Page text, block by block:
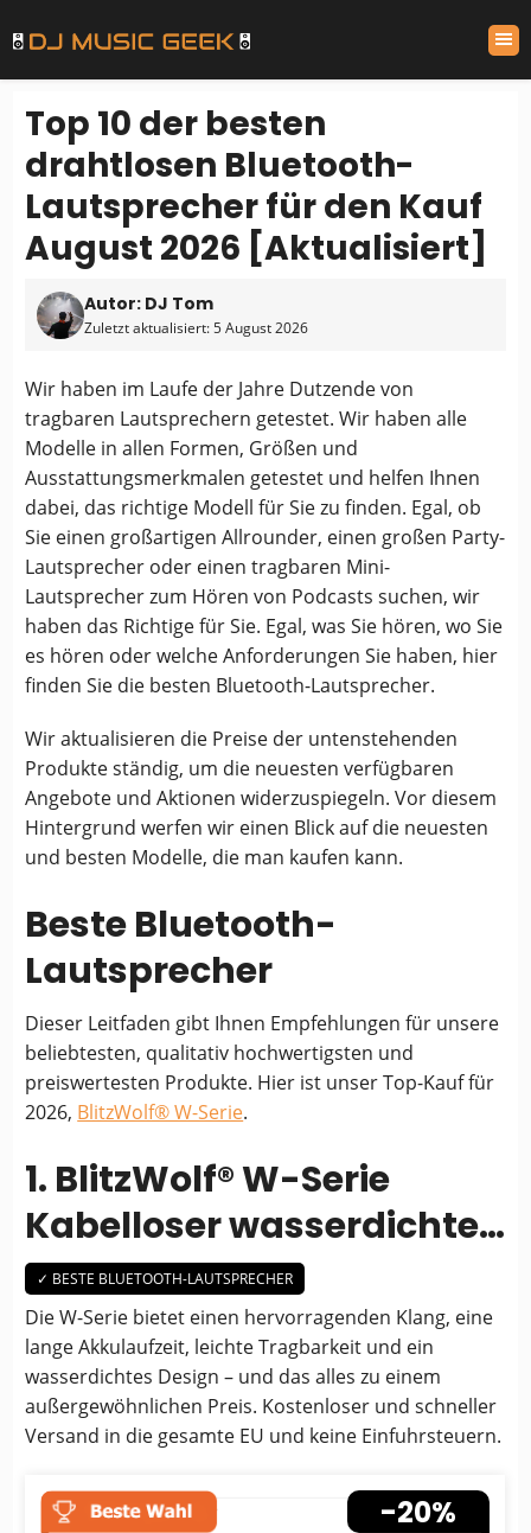
Top 10 der besten
drahtlosen Bluetooth-
Lautsprecher für den Kauf
August 2026 [Aktualisiert]
Autor: DJ Tom
Zuletzt aktualisiert: 5 August 2026
Wir haben im Laufe der Jahre Dutzende von
tragbaren Lautsprechern getestet. Wir haben alle
Modelle in allen Formen, Größen und
Ausstattungsmerkmalen getestet und helfen Ihnen
dabei, das richtige Modell für Sie zu finden. Egal, ob
Sie einen großartigen Allrounder, einen großen Party-
Lautsprecher oder einen tragbaren Mini-
Lautsprecher zum Hören von Podcasts suchen, wir
haben das Richtige für Sie. Egal, was Sie hören, wo Sie
es hören oder welche Anforderungen Sie haben, hier
finden Sie die besten Bluetooth-Lautsprecher.
Wir aktualisieren die Preise der untenstehenden
Produkte ständig, um die neuesten verfügbaren
Angebote und Aktionen widerzuspiegeln. Vor diesem
Hintergrund werfen wir einen Blick auf die neuesten
und besten Modelle, die man kaufen kann.
Beste Bluetooth-
Lautsprecher
Dieser Leitfaden gibt Ihnen Empfehlungen für unsere
beliebtesten, qualitativ hochwertigsten und
preiswertesten Produkte. Hier ist unser Top-Kauf für
2026, BlitzWolf® W-Serie.
1. BlitzWolf® W-Serie
Kabelloser wasserdichter
Bluetooth-Lautsprecher
✓ BESTE BLUETOOTH-LAUTSPRECHER
Die W-Serie bietet einen hervorragenden Klang, eine
lange Akkulaufzeit, leichte Tragbarkeit und ein
wasserdichtes Design – und das alles zu einem
außergewöhnlichen Preis. Kostenloser und schneller
Versand in die gesamte EU und keine Einfuhrsteuern.
-20%